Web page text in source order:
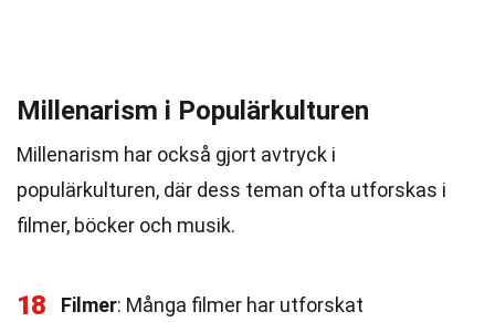
Millenarism i Populärkulturen
Millenarism har också gjort avtryck i
populärkulturen, där dess teman ofta utforskas i
filmer, böcker och musik.
18 Filmer: Många filmer har utforskat